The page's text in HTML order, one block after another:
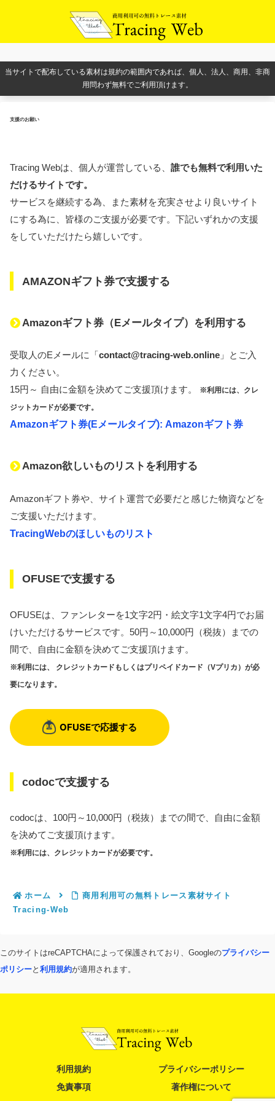
当サイトで配布している素材は規約の範囲内であれば、個人、法人、商用、非商
用問わず無料でご利用頂けます。
支援のお願い
Tracing Webは、個人が運営している、 誰でも無料で利用いた
だけるサイトです。
サービスを継続する為、また素材を充実させより良いサイト
にする為に、皆様のご支援が必要です。下記いずれかの支援
をしていただけたら嬉しいです。
AMAZONギフト券で支援する
Amazonギフト券（Eメールタイプ）を利用する
受取人のEメールに「contact@tracing-web.online 」とご入
力ください。
15円～ 自由に金額を決めてご支援頂けます。
※利用には、クレ
ジットカードが必要です。
Amazonギフト券(Eメールタイプ): Amazonギフト券
Amazon欲しいものリストを利用する
Amazonギフト券や、サイト運営で必要だと感じた物資などを
ご支援いただけます。
TracingWebのほしいものリスト
OFUSEで支援する
OFUSEは、ファンレターを1文字2円・絵文字1文字4円でお届
けいただけるサービスです。50円～10,000円（税抜）までの
間で、自由に金額を決めてご支援頂けます。
※利用には、 クレジットカードもしくはプリペイドカード（Vプリカ）が必
要になります。
codocで支援する
codocは、100円～10,000円（税抜）までの間で、自由に金額
を決めてご支援頂けます。
※利用には、クレジットカードが必要です。
ホーム
商用利用可の無料トレース素材サイト
Tracing-Web
このサイトはreCAPTCHAによって保護されており、Googleのプライバシー
ポリシーと 利用規約が適用されます。
利用規約
プライバシーポリシー
免責事項
著作権について